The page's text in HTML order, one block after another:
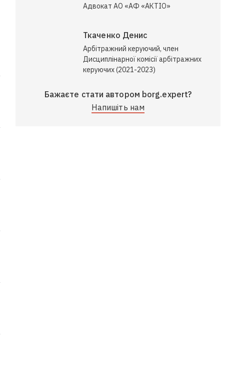
Адвокат АО «АФ «АКТІО»
Ткаченко Денис
Арбітражний керуючий, член
Дисциплінарної комісії арбітражних
керуючих (2021-2023)
Бажаєте стати автором borg.expert?
Напишіть нам